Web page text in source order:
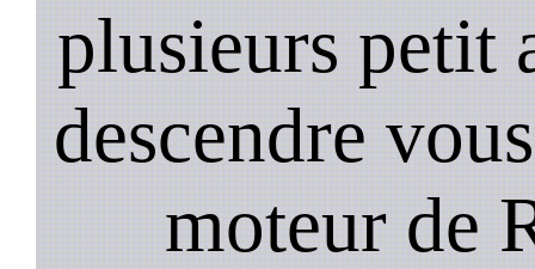
plusieurs petit
descendre
moteur de